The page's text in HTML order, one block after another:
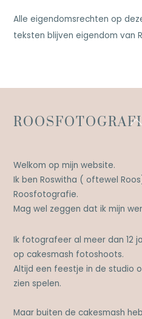
Alle eigendomsrechten op
teksten blijven eigendom van
Welkom op mijn website.
Ik ben Roswitha ( oftewel
Roosfotografie.
Mag wel zeggen dat ik mijn
Ik fotografeer al meer dan 12
op cakesmash fotoshoots.
Altijd een feestje in de studio
zien spelen.
Maar buiten de cakesmash